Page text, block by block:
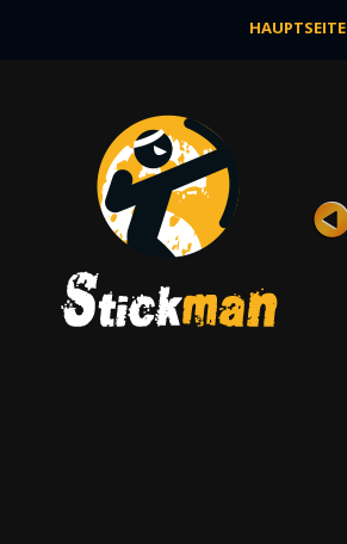
HAUPTSEITE
in denen der Mann getötet werden ...